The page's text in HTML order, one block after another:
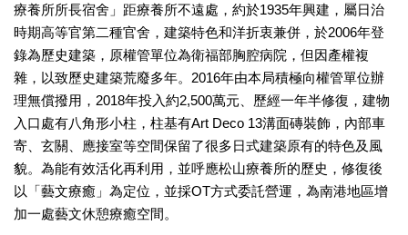
見
問
答
臺
北
市
政
府
政
療養所所長宿舍」距療養所不遠處，約於1935年興建，屬日治
時期高等官第二種官舍，建築特色和洋折衷兼併，於2006年登
錄為歷史建築，原權管單位為衛福部胸腔病院，但因產權複
雜，以致歷史建築荒廢多年。2016年由本局積極向權管單位辦
理無償撥用，2018年投入約2,500萬元、歷經一年半修復，建物
入口處有八角形小柱，柱基有Art Deco 13溝面磚裝飾，內部車
寄、玄關、應接室等空間保留了很多日式建築原有的特色及風
貌。為能有效活化再利用，並呼應松山療養所的歷史，修復後
以「藝文療癒」為定位，並採OT方式委託營運，為南港地區增
加一處藝文休憩療癒空間。